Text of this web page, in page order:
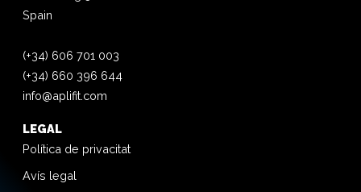
Spain
(+34) 606 701 003
(+34) 660 396 644
info@aplifit.com
LEGAL
Política de privacitat
Avís legal